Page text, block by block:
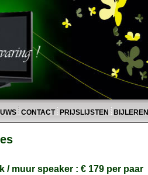
CONTACT PRIJSLIJSTEN BIJLEREN
/ muur speaker : € 179 per paar